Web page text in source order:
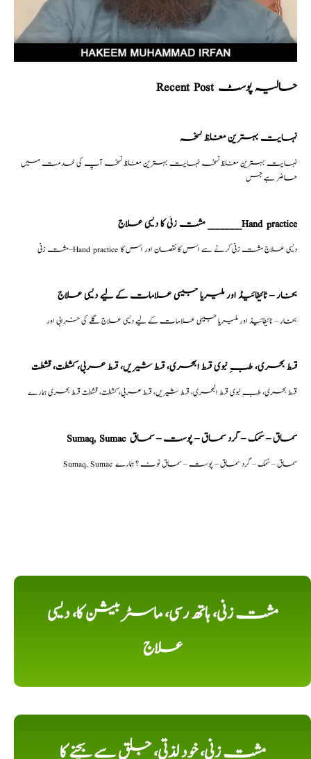
Recent Post حالیہ پوسٹ
نہایت بہترین مغلظ نسخہ
نہایت بہترین مغلظ نسخہ نہایت بہترین مغلظ نسخہ آپ کی خدمت میں
حاضر ہے جس
مشت زنی کا دیسی علاج _______Hand practice
مشت زنی–Hand practice دیسی علاج مشت زنی کرنے سے اس کا نقصان اور اس کا
بخار – ٹائیفائیڈ اور ملیریا جیسی علامات کے لیے دیسی علاج
بخار – ٹائیفائیڈ اور ملیریا جیسی علامات کے لیے دیسی علاج گلے کی خرابی اور
قسط بحری، طبِ نبوی قسط البحری، قسط شیریں، قسط عربی، كشطت، قشطت
قسط بحری، طبِ نبوی قسط البحری، قسط شیریں، قسط عربی، كشطت، قشطت قسط بحری ہمارے
Sumaq, Sumac سماق – سُمک – گرد سماق – پوست – سماق
Sumaq, Sumac سماق – سُمک – گرد سماق – پوست – سماق نوٹ ؟ ہمارے
مشت زنی، ہاتھ رسی، ماسٹر بیشن کا، دیسی
علاج
مشت زنی، خود لذتی، جلق سے بچنے کا